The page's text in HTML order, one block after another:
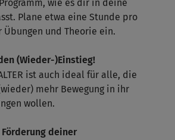
wie es dir in deine
Plane etwa eine Stunde pro
Übungen und Theorie ein.
(Wieder-)Einstieg!
ist auch ideal für alle, die
mehr Bewegung in ihr
wollen.
deiner